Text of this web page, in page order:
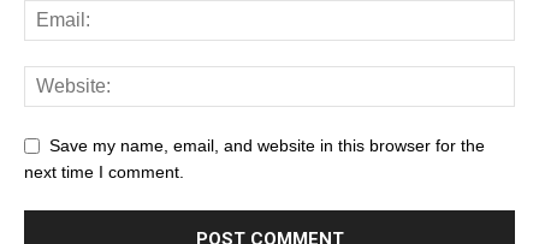
Save my name, email, and website in this browser for the
next time I comment.